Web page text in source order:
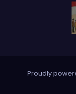
Proudly